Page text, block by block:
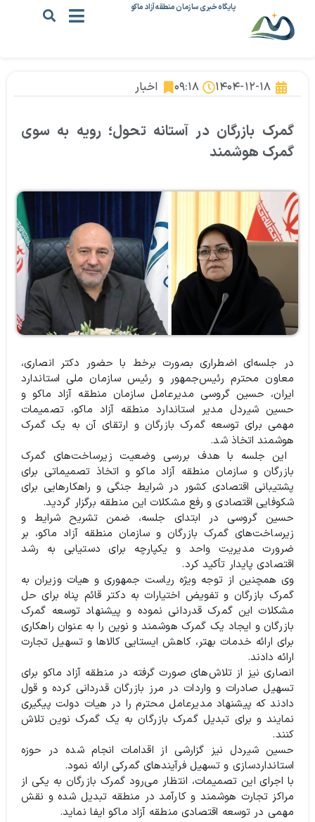
پایگاه خبری سازمان منطقه آزاد ماکو
۱۴۰۴-۱۲-۱۸ ۰۹:۱۸ اخبار
گمرک بازرگان در آستانه تحول؛ رویه به سوی
گمرک هوشمند
در جلسه‌ای اضطراری بصورت برخط با حضور دکتر انصاری،
معاون محترم رئیس‌جمهور و رئیس سازمان ملی استاندارد
ایران، حسین گروسی مدیرعامل سازمان منطقه آزاد ماکو و
حسین شیردل مدیر استاندارد منطقه آزاد ماکو، تصمیمات
مهمی برای توسعه گمرک بازرگان و ارتقای آن به یک گمرک
هوشمند اتخاذ شد.
این جلسه با هدف بررسی وضعیت زیرساخت‌های گمرک
بازرگان و سازمان منطقه آزاد ماکو و اتخاذ تصمیماتی برای
پشتیبانی اقتصادی کشور در شرایط جنگی و راهکارهایی برای
شکوفایی اقتصادی و رفع مشکلات این منطقه برگزار گردید.
حسین گروسی در ابتدای جلسه، ضمن تشریح شرایط و
زیرساخت‌های گمرک بازرگان و سازمان منطقه آزاد ماکو، بر
ضرورت مدیریت واحد و یکپارچه برای دستیابی به رشد
اقتصادی پایدار تأکید کرد.
وی همچنین از توجه ویژه ریاست جمهوری و هیات وزیران به
گمرک بازرگان و تفویض اختیارات به دکتر قائم پناه برای حل
مشکلات این گمرک قدردانی نموده و پیشنهاد توسعه گمرک
بازرگان و ایجاد یک گمرک هوشمند و نوین را به عنوان راهکاری
برای ارائه خدمات بهتر، کاهش ایستایی کالاها و تسهیل تجارت
ارائه دادند.
انصاری نیز از تلاش‌های صورت گرفته در منطقه آزاد ماکو برای
تسهیل صادرات و واردات در مرز بازرگان قدردانی کرده و قول
دادند که پیشنهاد مدیرعامل محترم را در هیات دولت پیگیری
نمایند و برای تبدیل گمرک بازرگان به یک گمرک نوین تلاش
کنند.
حسین شیردل نیز گزارشی از اقدامات انجام شده در حوزه
استانداردسازی و تسهیل فرآیندهای گمرکی ارائه نمود.
با اجرای این تصمیمات، انتظار می‌رود گمرک بازرگان به یکی از
مراکز تجارت هوشمند و کارآمد در منطقه تبدیل شده و نقش
مهمی در توسعه اقتصادی منطقه آزاد ماکو ایفا نماید.